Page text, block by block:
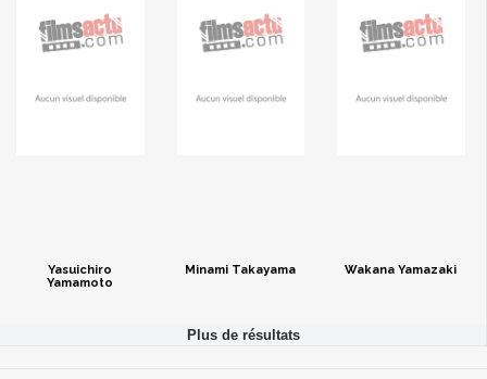
Yasuichiro
Yamamoto
Minami Takayama Wakana Yamazaki